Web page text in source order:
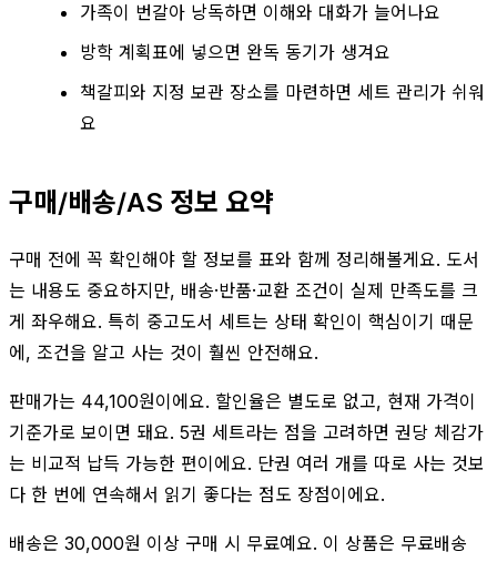
가족이 번갈아 낭독하면 이해와 대화가 늘어나요
방학 계획표에 넣으면 완독 동기가 생겨요
책갈피와 지정 보관 장소를 마련하면 세트 관리가 쉬워
요
구매/배송/AS 정보 요약
구매 전에 꼭 확인해야 할 정보를 표와 함께 정리해볼게요. 도서
는 내용도 중요하지만, 배송·반품·교환 조건이 실제 만족도를 크
게 좌우해요. 특히 중고도서 세트는 상태 확인이 핵심이기 때문
에, 조건을 알고 사는 것이 훨씬 안전해요.
판매가는 44,100원이에요. 할인율은 별도로 없고, 현재 가격이
기준가로 보이면 돼요. 5권 세트라는 점을 고려하면 권당 체감가
는 비교적 납득 가능한 편이에요. 단권 여러 개를 따로 사는 것보
다 한 번에 연속해서 읽기 좋다는 점도 장점이에요.
배송은 30,000원 이상 구매 시 무료예요. 이 상품은 무료배송